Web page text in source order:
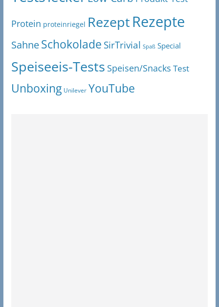
Protein proteinriegel RezeptRezepte
SahneSchokolade SirTrivial Spaß Special
Speiseeis-Tests Speisen/Snacks Test
Unboxing Unilever YouTube